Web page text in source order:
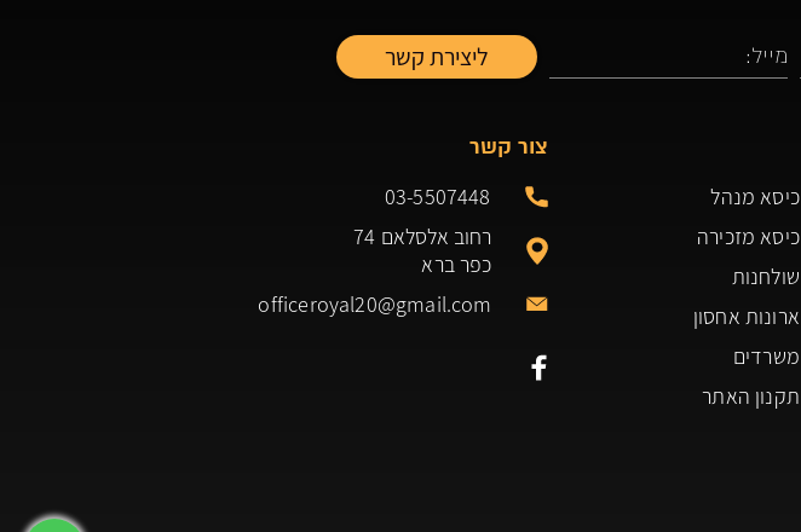
כיסא מנהל
כיסא מזכירה
שולחנות
ארונות אחסון
משרדים
תקנון האתר
צור קשר
03-5507448
רחוב אלסלאם 74
כפר ברא
officeroyal20@gmail.com